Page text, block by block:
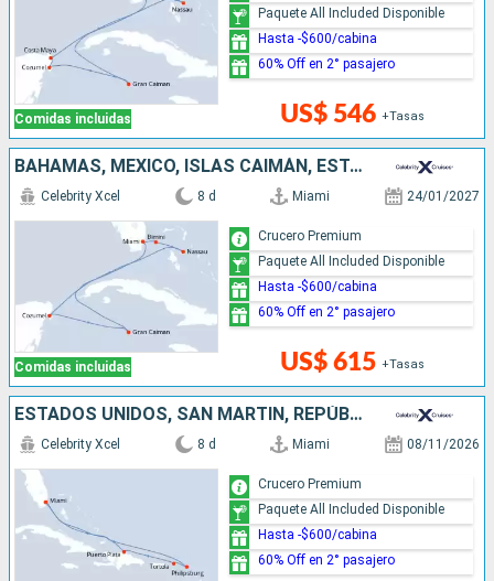
Comidas incluidas US$ 546 +Tasas
Paquete All Included Disponible
Hasta -$600/cabina
60% Off en 2° pasajero
BAHAMAS, MÉXICO, ISLAS CAIMÁN, ESTADOS UNIDOS
Comidas incluidas
Celebrity Xcel 8 d Miami 24/01/2027
US$ 615 +Tasas
Crucero Premium
Paquete All Included Disponible
Hasta -$600/cabina
60% Off en 2° pasajero
ESTADOS UNIDOS, SAN MARTÍN, REPÚBLICA DOMINICANA
Celebrity Xcel 8 d Miami 08/11/2026
Crucero Premium
Paquete All Included Disponible
Hasta -$600/cabina
60% Off en 2° pasajero